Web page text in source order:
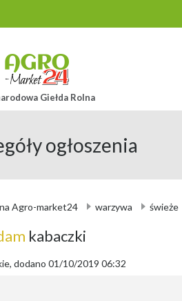
Giełda Rolna
ogłoszenia
Agro-market24 warzywa świeże
kabaczki
dodano 01/10/2019 06:32